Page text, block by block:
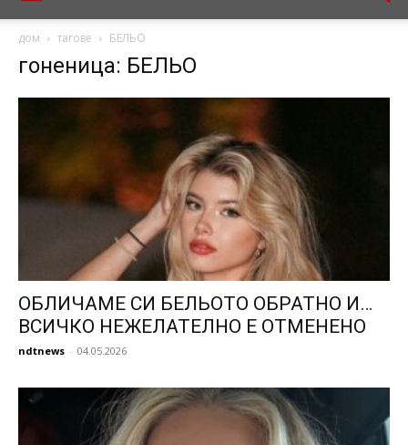
дом тагове БЕЛЬО
гоненица: БЕЛЬО
ОБЛИЧАМЕ СИ БЕЛЬОТО ОБРАТНО И…
ВСИЧКО НЕЖЕЛАТЕЛНО Е ОТМЕНЕНО
ndtnews - 04.05.2026